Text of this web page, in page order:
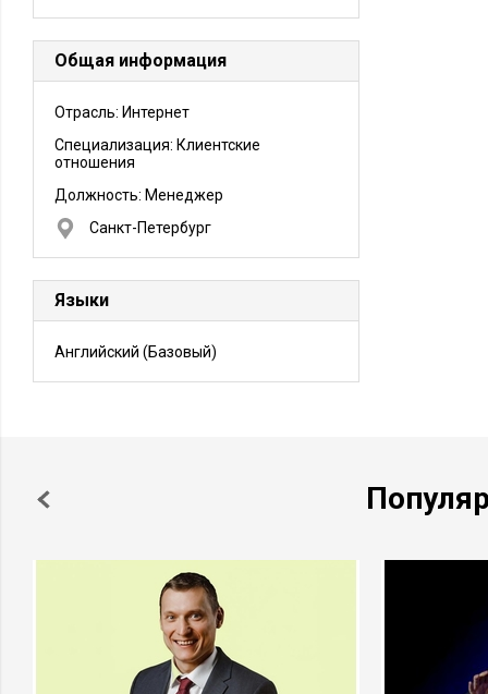
Общая информация
Отрасль: Интернет
Специализация: Клиентские
отношения
Должность: Менеджер
Санкт-Петербург
Языки
Английский (Базовый)